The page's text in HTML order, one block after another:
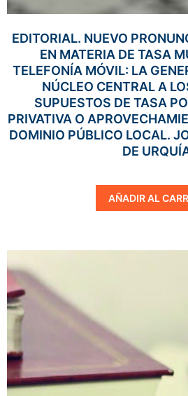
EDITORIAL. NUEVO
EN MATERIA DE TASA
TELEFONÍA MÓVIL: LA
NÚCLEO CENTRAL A
SUPUESTOS DE TASA
PRIVATIVA O
DOMINIO PÚBLICO LOCAL.
DE
AÑADIR AL